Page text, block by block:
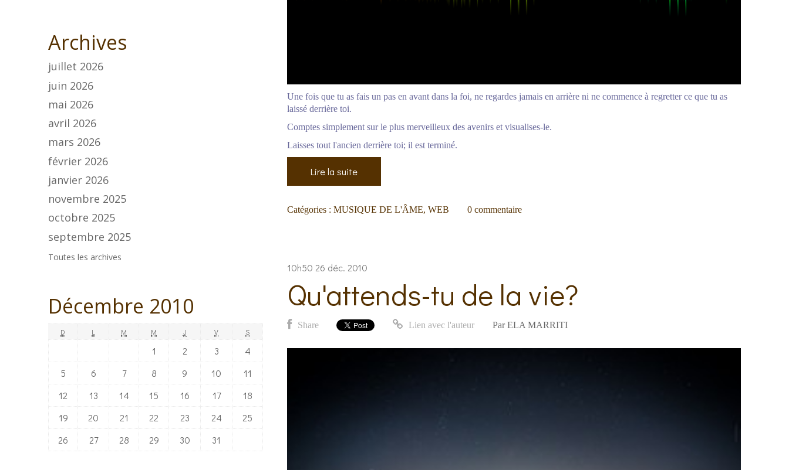
Archives
juillet 2026
juin 2026
mai 2026
avril 2026
mars 2026
février 2026
janvier 2026
novembre 2025
octobre 2025
septembre 2025
Toutes les archives
Décembre 2010
D L M M J V S
1 2 3
4
5
6 7 8 9 10
11
12
13 14 15 16 17
18
19
20 21 22 23 24
25
26
27 28 29 30 31
Une fois que tu as fais un pas en avant dans la foi, ne regardes jamais en arrière ni ne commence à regretter ce que tu as
laissé derrière toi.
Comptes simplement sur le plus merveilleux des avenirs et visualises-le.
Laisses tout l'ancien derrière toi; il est terminé.
Lire la suite
Catégories : MUSIQUE DE L'ÂME, WEB 0 commentaire
10h50 26 déc. 2010
Qu'attends-tu de la vie?
Share Lien avec l'auteur Par ELA MARRITI